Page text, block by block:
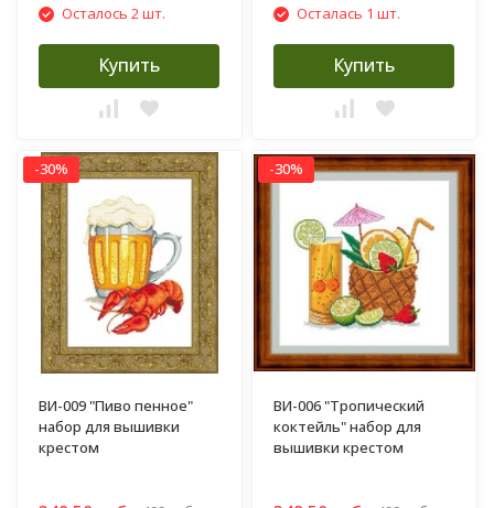
Осталось 2 шт.
Купить
Осталась 1 шт.
Купить
-30%
ВИ-009 "Пиво пенное"
набор для вышивки
крестом
-30%
ВИ-006 "Тропический
коктейль" набор для
вышивки крестом